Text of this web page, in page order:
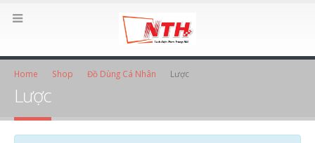
Home Shop Đồ Dùng Cá Nhân Lược
Lược